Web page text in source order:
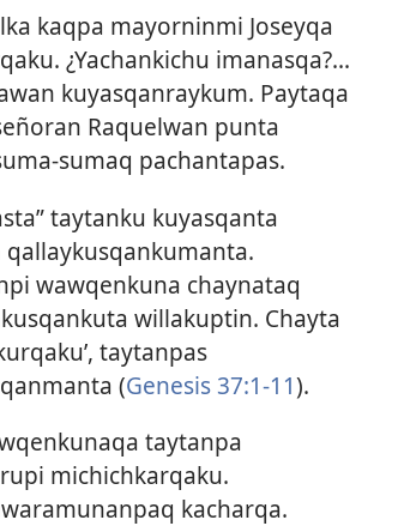
kaqpa mayorninmi Joseyqa
¿Yachankichu imanasqa?...
kuyasqanraykum. Paytaqa
Raquelwan punta
sumaq pachantapas.
taytanku kuyasqanta
wawqenkuna chaynataq
willakuptin. Chayta
taytanpas
(Genesis 37:1-11).
taytanpa
michichkarqaku.
kacharqa.